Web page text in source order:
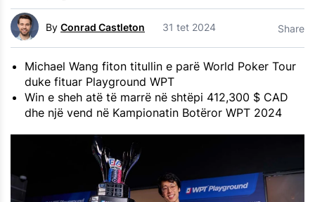
By Conrad Castleton 31 tet 2024 Share
Michael Wang fiton titullin e parë World Poker Tour
duke fituar Playground WPT
Win e sheh atë të marrë në shtëpi 412,300 $ CAD
dhe një vend në Kampionatin Botëror WPT 2024